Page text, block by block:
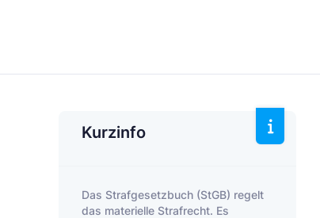
Kurzinfo
Das Strafgesetzbuch (StGB) regelt
das materielle Strafrecht. Es